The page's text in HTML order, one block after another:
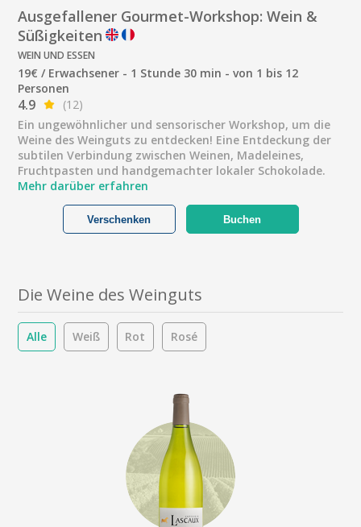
Ausgefallener Gourmet-Workshop: Wein &
Süßigkeiten
WEIN UND ESSEN
19€ / Erwachsener - 1 Stunde 30 min - von 1 bis 12
Personen
4.9
(12)
Ein ungewöhnlicher und sensorischer Workshop, um die
Weine des Weinguts zu entdecken! Eine Entdeckung der
subtilen Verbindung zwischen Weinen, Madeleines,
Fruchtpasten und handgemachter lokaler Schokolade.
Mehr darüber erfahren
Buchen
Verschenken
Die Weine des Weinguts
Alle Weiß Rot Rosé